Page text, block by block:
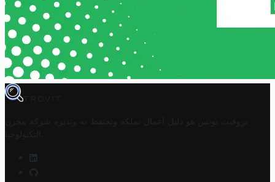
TROVIT
تروفيت تونس هو دليل أعمال تملكه وتحتفظ به وتديره
شركة مخزن
التكنولوجيا